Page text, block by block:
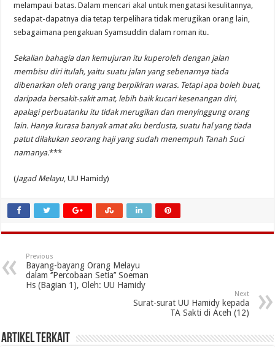
melampaui batas. Dalam mencari akal untuk mengatasi kesulitannya,
sedapat-dapatnya dia tetap terpelihara tidak merugikan orang lain,
sebagaimana pengakuan Syamsuddin dalam roman itu.
Sekalian bahagia dan kemujuran itu kuperoleh dengan jalan
membisu diri itulah, yaitu suatu jalan yang sebenarnya tiada
dibenarkan oleh orang yang berpikiran waras. Tetapi apa boleh buat,
daripada bersakit-sakit amat, lebih baik kucari kesenangan diri,
apalagi perbuatanku itu tidak merugikan dan menyinggung orang
lain. Hanya kurasa banyak amat aku berdusta, suatu hal yang tiada
patut dilakukan seorang haji yang sudah menempuh Tanah Suci
namanya.***
(Jagad Melayu, UU Hamidy)
Previous
Bayang-bayang Orang Melayu
dalam ‘’Percobaan Setia’’ Soeman
Hs (Bagian 1), Oleh: UU Hamidy
Next
Surat-surat UU Hamidy kepada
TA Sakti di Aceh (12)
Artikel Terkait